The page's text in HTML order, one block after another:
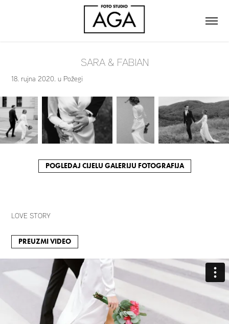
SARA & FABIAN
18. rujna 2020. u Požegi
POGLEDAJ CIJELU GALERIJU FOTOGRAFIJA
LOVE STORY
PREUZMI VIDEO